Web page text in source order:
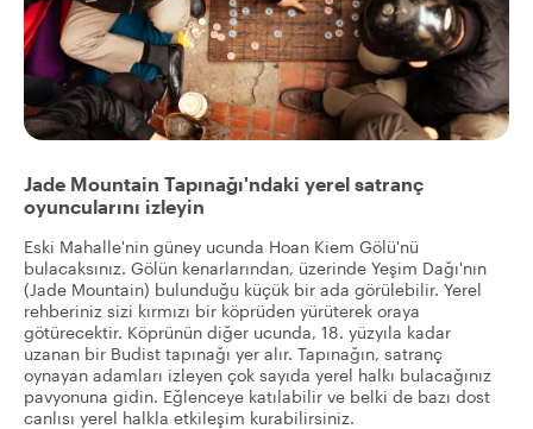
Jade Mountain Tapınağı'ndaki yerel satranç
oyuncularını izleyin
Eski Mahalle'nin güney ucunda Hoan Kiem Gölü'nü
bulacaksınız. Gölün kenarlarından, üzerinde Yeşim Dağı'nın
(Jade Mountain) bulunduğu küçük bir ada görülebilir. Yerel
rehberiniz sizi kırmızı bir köprüden yürüterek oraya
götürecektir. Köprünün diğer ucunda, 18. yüzyıla kadar
uzanan bir Budist tapınağı yer alır. Tapınağın, satranç
oynayan adamları izleyen çok sayıda yerel halkı bulacağınız
pavyonuna gidin. Eğlenceye katılabilir ve belki de bazı dost
canlısı yerel halkla etkileşim kurabilirsiniz.